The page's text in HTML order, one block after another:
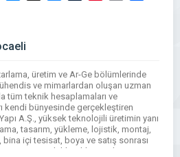
üretim ve Ar-Ge bölümlerinde
ve mimarlardan oluşan uzman
tüm teknik hesaplamaları ve
kendi bünyesinde gerçekleştiren
A.Ş., yüksek teknolojili üretimin yanı
tasarım, yükleme, lojistik, montaj,
bina içi tesisat, boya ve satış sonrası
müşteri odaklı yaklaşımıyla